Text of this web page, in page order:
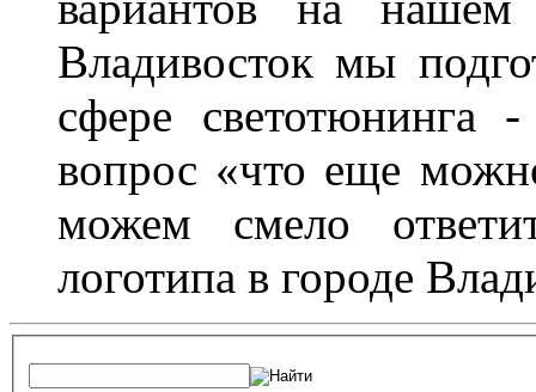
Владивосток мы
сфере светотюнинга
вопрос «что еще
можем смело
логотипа в городе